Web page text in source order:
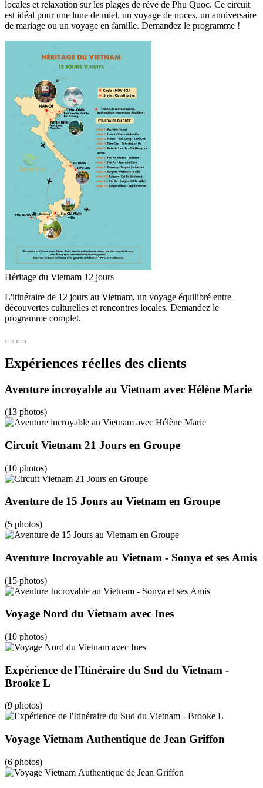
locales et relaxation sur les plages de rêve de Phu Quoc. Ce circuit
est idéal pour une lune de miel, un voyage de noces, un anniversaire
de mariage ou un voyage en famille. Demandez le programme !
Héritage du Vietnam 12 jours
L'itinéraire de 12 jours au Vietnam, un voyage équilibré entre
découvertes culturelles et rencontres locales. Demandez le
programme complet.
Expériences réelles des clients
Aventure incroyable au Vietnam avec Hélène Marie
(13 photos)
Circuit Vietnam 21 Jours en Groupe
(10 photos)
Aventure de 15 Jours au Vietnam en Groupe
(5 photos)
Aventure Incroyable au Vietnam - Sonya et ses Amis
(15 photos)
Voyage Nord du Vietnam avec Ines
(10 photos)
Expérience de l'Itinéraire du Sud du Vietnam -
Brooke L
(9 photos)
Voyage Vietnam Authentique de Jean Griffon
(6 photos)